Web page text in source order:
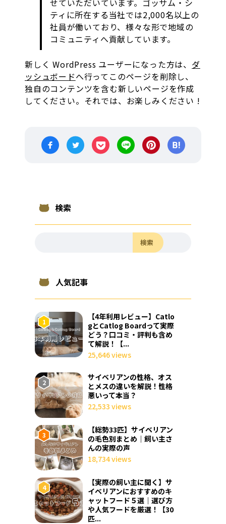
せていただいています。ゴッサム・シ
ティに所在する当社では2,000名以上の
社員が働いており、様々な形で地域の
コミュニティへ貢献しています。
新しく WordPress ユーザーになった方は、 ダ
ッシュボードへ行ってこのページを削除し、
独自のコンテンツを含む新しいページを作成
してください。それでは、お楽しみください !
検索
検索
人気記事
【4年利用レビュー】Catlo
gとCatlog Boardって実際
どう？口コミ・評判も含め
て解説！【...
25,646 views
サイベリアンの性格、オス
とメスの違いを解説！性格
悪いって本当？
22,533 views
【総勢33匹】サイベリアン
の毛色別まとめ｜飼い主さ
んの実際の声
18,734 views
【実際の飼い主に聞く】サ
イベリアンにおすすめのキ
ャットフード５選｜選び方
や人気フードを厳選！【30
匹...